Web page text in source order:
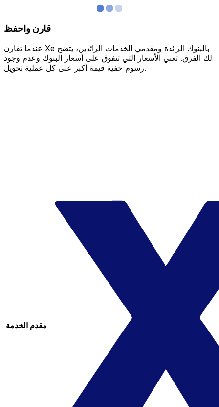
قارن واحفظ
عندما تقارن Xe بالبنوك الرائدة ومقدمي الخدمات الرائدين، يتضح
لك الفرق. تعني الأسعار التي تتفوق على أسعار البنوك وعدم وجود
رسوم خفية قيمة أكبر على كل عملية تحويل.
مقدم الخدمة